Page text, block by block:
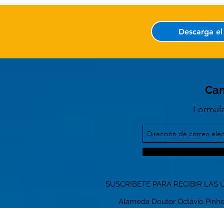
Descarga
SUSCRÍBETE PARA RECIBIR LAS
Alameda Doutor Octávio